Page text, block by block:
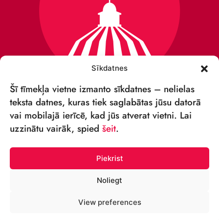
Sīkdatnes
Šī tīmekļa vietne izmanto sīkdatnes – nelielas
teksta datnes, kuras tiek saglabātas jūsu datorā
vai mobilajā ierīcē, kad jūs atverat vietni. Lai
uzzinātu vairāk, spied šeit.
Piekrist
Noliegt
View preferences
VSIA „RĪGAS CIRKS”
Merķeļa iela 4,
Rīga, LV-1050, Latvija
Reģ. Nr.: 40003027789
TĀLRUNIS: